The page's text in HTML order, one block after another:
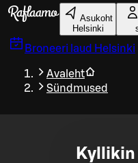
Liigu peamise sisu juurde
Asukoht
Helsinki
Broneeri laud Helsinki
Avaleht
Sündmused